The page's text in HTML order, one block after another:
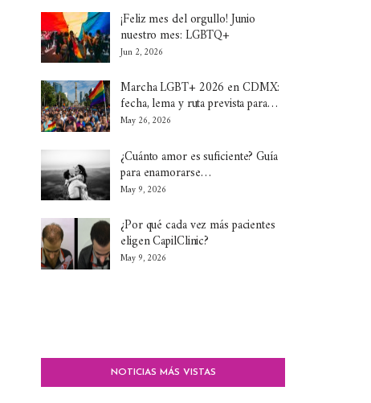
¡Feliz mes del orgullo! Junio
nuestro mes: LGBTQ+
Jun 2, 2026
Marcha LGBT+ 2026 en CDMX:
fecha, lema y ruta prevista para…
May 26, 2026
¿Cuánto amor es suficiente? Guía
para enamorarse…
May 9, 2026
¿Por qué cada vez más pacientes
eligen CapilClinic?
May 9, 2026
NOTICIAS MÁS VISTAS